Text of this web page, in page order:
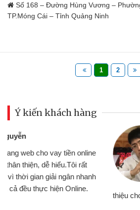
Số 168 – Đường Hùng Vương –
TP.Móng Cái – Tỉnh Quảng Ninh
1 2
Ý kiến khách hàng
Đoàn Hữu Cảnh
Mình cần tiền
chiếc xe wave
gói vay tiền bằng
cần gặp mặt nên